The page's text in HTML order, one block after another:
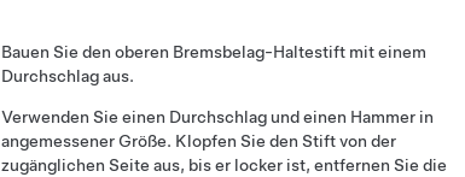
Bauen Sie den oberen Bremsbelag-Haltestift mit einem
Durchschlag aus.
Verwenden Sie einen Durchschlag und einen Hammer in
angemessener Größe. Klopfen Sie den Stift von der
zugänglichen Seite aus, bis er locker ist, entfernen Sie die